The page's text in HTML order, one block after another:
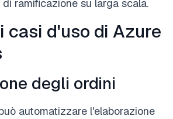
ramificazione su larga scala.
casi d'uso di Azure
degli ordini
automatizzare l'elaborazione